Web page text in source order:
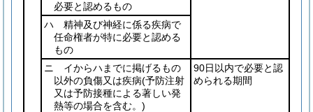
必要と認めるもの
ハ 精神及び神経に係る疾病で
任命権者が特に必要と認める
もの
ニ イからハまでに掲げるもの
以外の負傷又は疾病(予防注射
又は予防接種による著しい発
熱等の場合を含む。)
90日以内で必要と認
められる期間